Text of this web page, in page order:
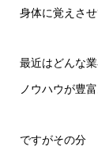
身体に覚えさ
最近はどんな
ノウハウが豊富
ですがその分